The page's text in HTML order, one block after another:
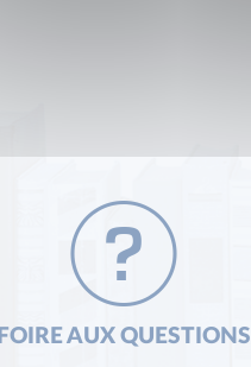
FOIRE AUX QUESTIONS